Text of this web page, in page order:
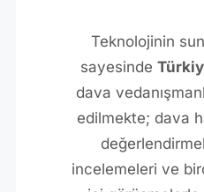
Teknolojinin
sayesinde
dava
edilmekte; dava
incelemeleri ve